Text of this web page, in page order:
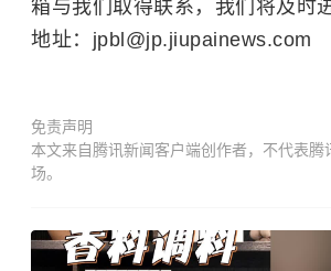
箱与我们取得联系，我们将及时
地址：jpbl@jp.jiupainews.com
免责声明
本文来自腾讯新闻客户端创作者，不代表腾
场。